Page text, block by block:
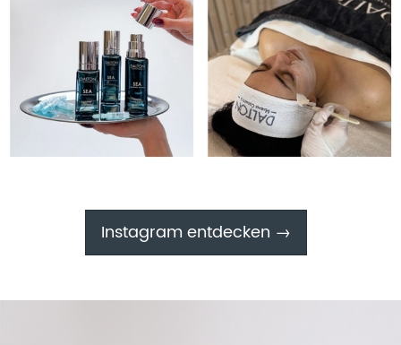
Instagram entdecken →